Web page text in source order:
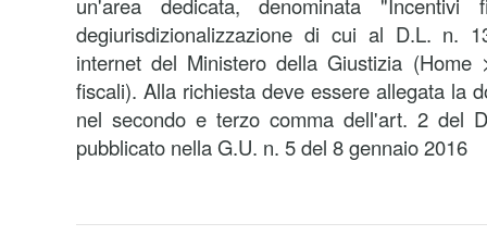
degiurisdizionalizzazione di cui al D.L. n.
internet del Ministero della Giustizia (Home
fiscali). Alla richiesta deve essere allegata la
nel secondo e terzo comma dell'art. 2 del
pubblicato nella G.U. n. 5 del 8 gennaio 2016